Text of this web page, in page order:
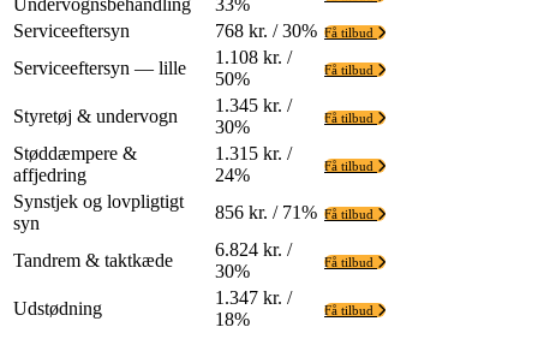
Undervognsbehandling
33%
Serviceeftersyn 768 kr. / 30% Få tilbud
Serviceeftersyn — lille
1.108 kr. /
50%
Få tilbud
Styretøj & undervogn
1.345 kr. /
30%
Få tilbud
Støddæmpere &
affjedring
1.315 kr. /
24%
Få tilbud
Synstjek og lovpligtigt
syn
856 kr. / 71% Få tilbud
Tandrem & taktkæde
6.824 kr. /
30%
Få tilbud
Udstødning
1.347 kr. /
18%
Få tilbud